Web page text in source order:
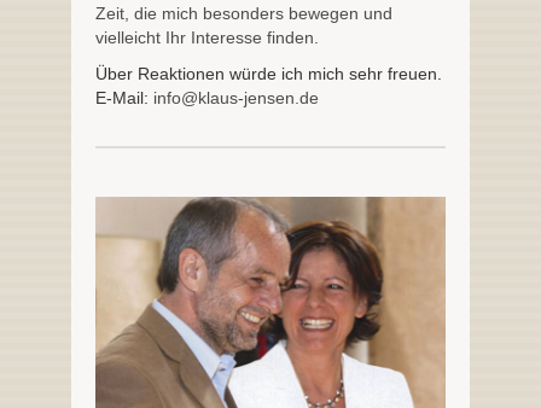
Zeit, die mich besonders bewegen und
vielleicht Ihr Interesse finden.
Über Reaktionen würde ich mich sehr freuen.
E-Mail: info@klaus-jensen.de